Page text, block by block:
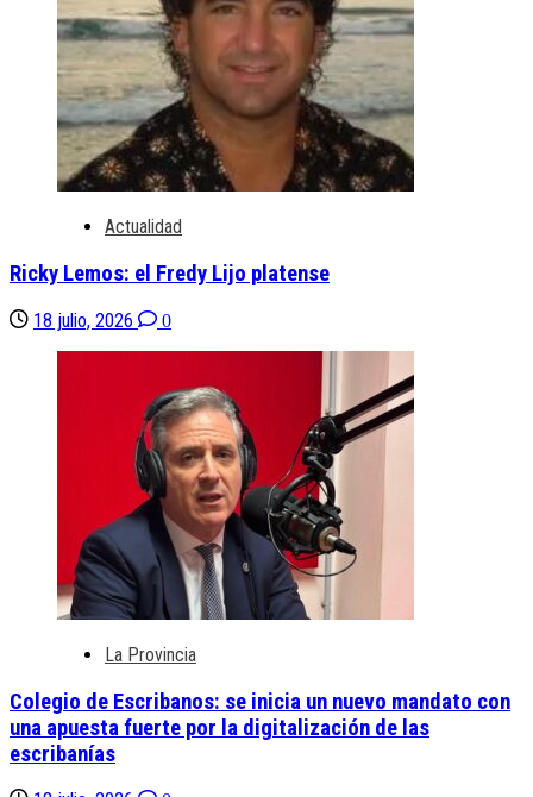
Actualidad
Ricky Lemos: el Fredy Lijo platense
18 julio, 2026 0
La Provincia
Colegio de Escribanos: se inicia un nuevo mandato con
una apuesta fuerte por la digitalización de las
escribanías